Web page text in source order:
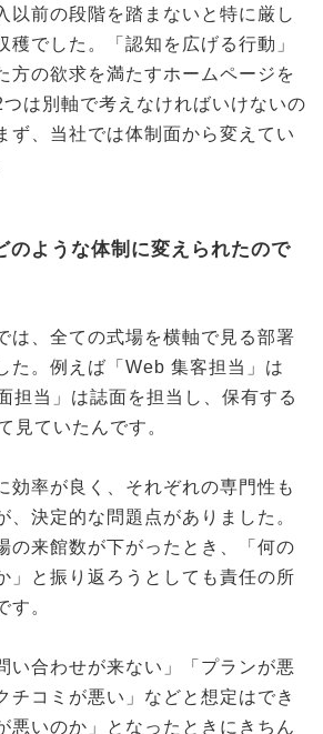
以前の段階を踏まないと特に厳し
穫でした。「認知を広げる行動」
方の欲求を満たすホームページを
は別軸で考えなければいけないの
ず、当社では体制面から変えてい
ような体制に変えられたので
は、全ての式場を横軸で見る部署
た。例えば「Web 集客担当」は
担当」は誌面を担当し、保有する
見ていたんです。
効率が良く、それぞれの専門性も
、決定的な問題点がありました。
の来館数が下がったとき、「何の
」と振り返ろうとしても責任の所
す。
い合わせが来ない」「プランが悪
チコミが悪い」などと想定はでき
悪いのか」となったときにきちん